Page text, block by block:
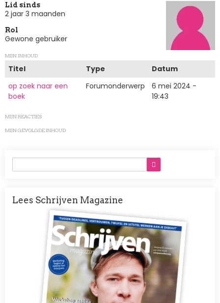
Lid sinds
2 jaar 3 maanden
Rol
Gewone gebruiker
MIJN INHOUD
Titel Type
Datum
op zoek naar een
boek
Forumonderwerp
6 mei 2024 -
19:43
MIJN REACTIES
MIJN GEVOLGDE INHOUD
Lees Schrijven Magazine
Afbeelding